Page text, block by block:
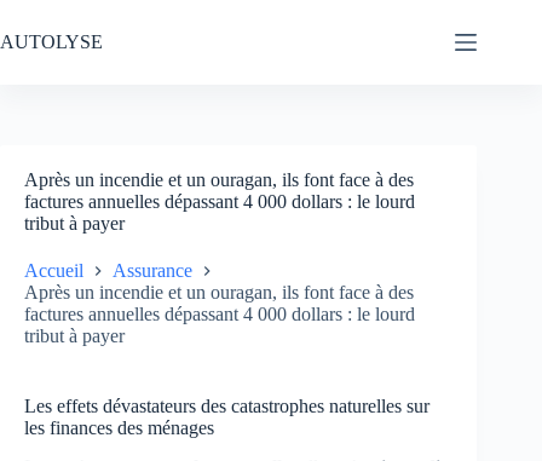
au
contenu
AUTOLYSE
Après un incendie et un ouragan, ils font face à des
factures annuelles dépassant 4 000 dollars : le lourd
tribut à payer
Accueil
Assurance
Après un incendie et un ouragan, ils font face à des
factures annuelles dépassant 4 000 dollars : le lourd
tribut à payer
Les effets dévastateurs des catastrophes naturelles sur
les finances des ménages